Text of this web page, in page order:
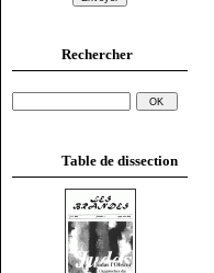
Rechercher
Table de dissection